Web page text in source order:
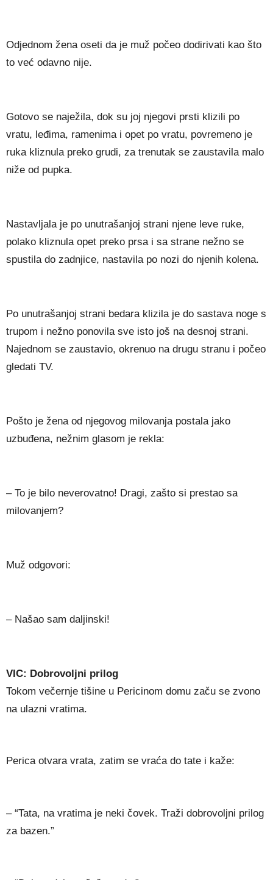
Odjednom žena oseti da je muž počeo dodirivati kao što
to već odavno nije.
Gotovo se naježila, dok su joj njegovi prsti klizili po
vratu, leđima, ramenima i opet po vratu, povremeno je
ruka kliznula preko grudi, za trenutak se zaustavila malo
niže od pupka.
Nastavljala je po unutrašanjoj strani njene leve ruke,
polako kliznula opet preko prsa i sa strane nežno se
spustila do zadnjice, nastavila po nozi do njenih kolena.
Po unutrašanjoj strani bedara klizila je do sastava noge s
trupom i nežno ponovila sve isto još na desnoj strani.
Najednom se zaustavio, okrenuo na drugu stranu i počeo
gledati TV.
Pošto je žena od njegovog milovanja postala jako
uzbuđena, nežnim glasom je rekla:
– To je bilo neverovatno! Dragi, zašto si prestao sa
milovanjem?
Muž odgovori:
– Našao sam daljinski!
VIC: Dobrovoljni prilog
Tokom večernje tišine u Pericinom domu začu se zvono
na ulazni vratima.
Perica otvara vrata, zatim se vraća do tate i kaže:
– “Tata, na vratima je neki čovek. Traži dobrovoljni prilog
za bazen.”